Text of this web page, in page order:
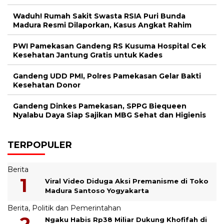
Waduh! Rumah Sakit Swasta RSIA Puri Bunda
Madura Resmi Dilaporkan, Kasus Angkat Rahim
PWI Pamekasan Gandeng RS Kusuma Hospital Cek
Kesehatan Jantung Gratis untuk Kades
Gandeng UDD PMI, Polres Pamekasan Gelar Bakti
Kesehatan Donor
Gandeng Dinkes Pamekasan, SPPG Biequeen
Nyalabu Daya Siap Sajikan MBG Sehat dan Higienis
TERPOPULER
Berita
Viral Video Diduga Aksi Premanisme di Toko
Madura Santoso Yogyakarta
Berita, Politik dan Pemerintahan
Ngaku Habis Rp38 Miliar Dukung Khofifah di